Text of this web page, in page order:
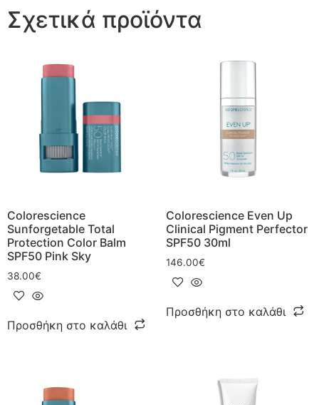
Σχετικά προϊόντα
Colorescience
Sunforgetable Total
Protection Color Balm
SPF50 Pink Sky
38.00€
Προσθήκη στο καλάθι
Colorescience Even Up
Clinical Pigment Perfector
SPF50 30ml
146.00€
Προσθήκη στο καλάθι